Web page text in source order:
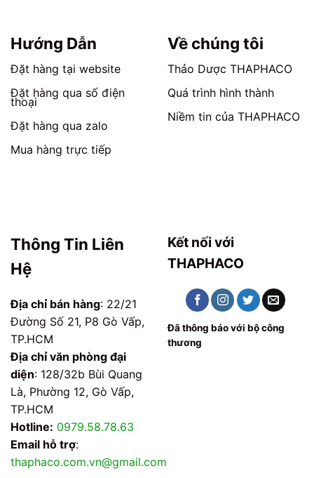
Hướng Dẫn
Đặt hàng tại website
Đặt hàng qua số điện
thoại
Đặt hàng qua zalo
Mua hàng trực tiếp
Về chúng tôi
Thảo Dược THAPHACO
Quá trình hình thành
Niềm tin của THAPHACO
Thông Tin Liên
Hệ
Địa chỉ bán hàng: 22/21
Đường Số 21, P8 Gò Vấp,
TP.HCM
Địa chỉ văn phòng đại
diện: 128/32b Bùi Quang
Là, Phường 12, Gò Vấp,
TP.HCM
Hotline: 0979.58.78.63
Email hỗ trợ:
thaphaco.com.vn@gmail.com
Kết nối với
THAPHACO
Đã thông báo với bộ công
thương